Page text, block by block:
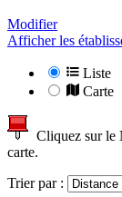
Modifier
Afficher les
Liste
Carte
Cliquez sur le
carte.
Trier par :